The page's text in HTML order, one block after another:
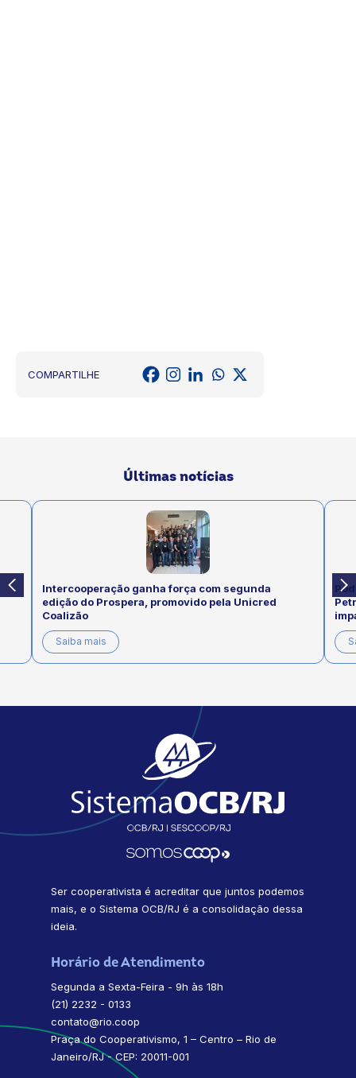
COMPARTILHE
Últimas notícias
Intercooperação ganha força com segunda
edição do Prospera, promovido pela Unicred
Coalizão
Saiba mais
Ser cooperativista é acreditar que juntos podemos
mais, e o Sistema OCB/RJ é a consolidação dessa
ideia.
Horário de Atendimento
Segunda a Sexta-Feira - 9h às 18h
(21) 2232 - 0133
contato@rio.coop
Praça do Cooperativismo, 1 – Centro – Rio de
Janeiro/RJ - CEP: 20011-001